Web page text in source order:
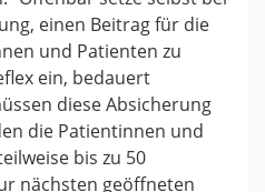
einen Beitrag für die
und Patienten zu
ein, bedauert
diese Absicherung
die Patientinnen und
bis zu 50
nächsten geöffneten